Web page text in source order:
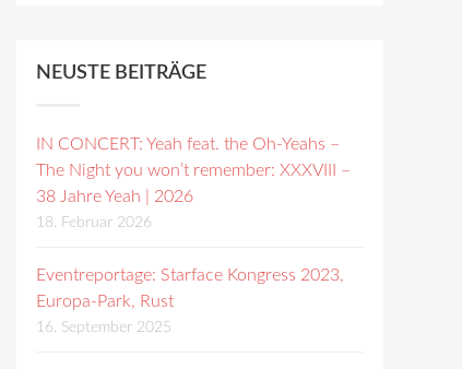
NEUSTE BEITRÄGE
IN CONCERT: Yeah feat. the Oh-Yeahs –
The Night you won’t remember: XXXVIII –
38 Jahre Yeah | 2026
18. Februar 2026
Eventreportage: Starface Kongress 2023,
Europa-Park, Rust
16. September 2025